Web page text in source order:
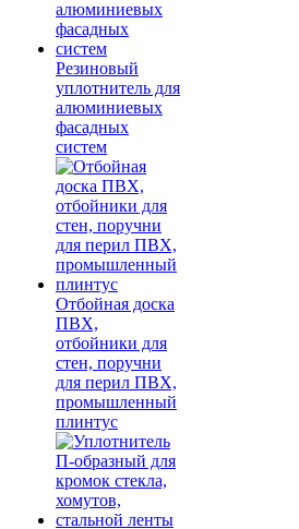
Резиновый
уплотнитель для
алюминиевых
фасадных
систем
Отбойная доска
ПВХ,
отбойники для
стен, поручни
для перил ПВХ,
промышленный
плинтус